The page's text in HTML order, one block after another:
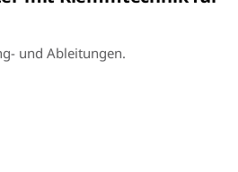
und Ableitungen.